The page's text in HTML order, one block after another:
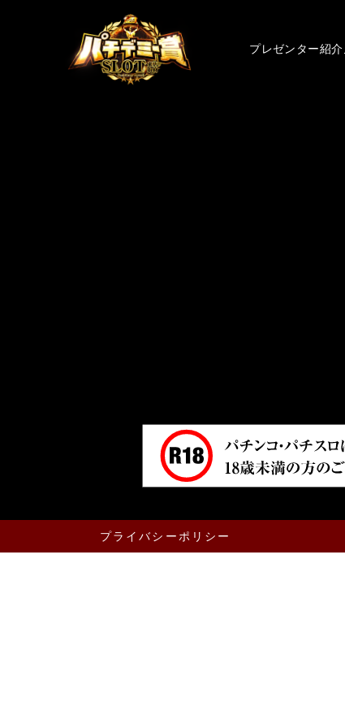
プレゼンター紹介
プライバシーポリシー